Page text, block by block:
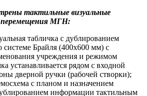
тактильные визуальные
перемещения МГН:
табличка с дублированием
Брайля (400х600 мм) с
учреждения и режимом
устанавливается рядом с входной
дверной ручки (рабочей створки);
с планом и назначением
информации тактильным